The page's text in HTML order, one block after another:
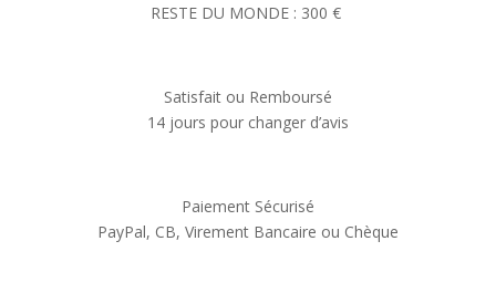
RESTE DU MONDE : 300 €
Satisfait ou Remboursé
14 jours pour changer d’avis
Paiement Sécurisé
PayPal, CB, Virement Bancaire ou Chèque